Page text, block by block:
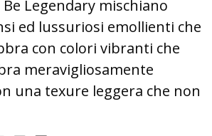
Legendary mischiano
ed lussuriosi emollienti che
con colori vibranti che
meravigliosamente
una texure leggera che non